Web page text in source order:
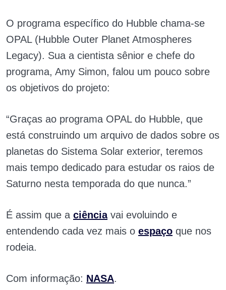
O programa específico do Hubble chama-se
OPAL (Hubble Outer Planet Atmospheres
Legacy). Sua a cientista sênior e chefe do
programa, Amy Simon, falou um pouco sobre
os objetivos do projeto:
“Graças ao programa OPAL do Hubble, que
está construindo um arquivo de dados sobre os
planetas do Sistema Solar exterior, teremos
mais tempo dedicado para estudar os raios de
Saturno nesta temporada do que nunca.”
É assim que a ciênciavai evoluindo e
entendendo cada vez mais o espaço que nos
rodeia.
Com informação: NASA.